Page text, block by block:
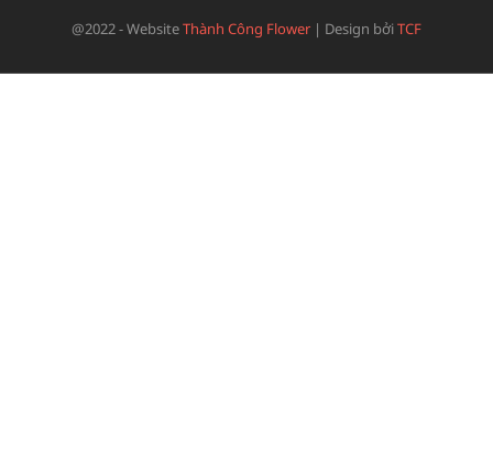
@2022 - WebsiteThành Công Flower | Design bởiTCF